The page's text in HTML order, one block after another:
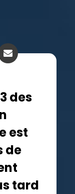
des
est
de
tard